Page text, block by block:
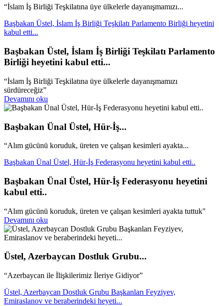
“İslam İş Birliği Teşkilatına üye ülkelerle dayanışmamızı...
Başbakan Üstel, İslam İş Birliği Teşkilatı Parlamento Birliği heyetini
kabul etti...
Başbakan Üstel, İslam İş Birliği Teşkilatı Parlamento
Birliği heyetini kabul etti...
“İslam İş Birliği Teşkilatına üye ülkelerle dayanışmamızı
sürdüreceğiz”
Devamını oku
Başbakan Ünal Üstel, Hür-İş...
“Alım gücünü koruduk, üreten ve çalışan kesimleri ayakta...
Başbakan Ünal Üstel, Hür-İş Federasyonu heyetini kabul etti..
Başbakan Ünal Üstel, Hür-İş Federasyonu heyetini
kabul etti..
“Alım gücünü koruduk, üreten ve çalışan kesimleri ayakta tuttuk"
Devamını oku
Üstel, Azerbaycan Dostluk Grubu...
“Azerbaycan ile İlişkilerimiz İleriye Gidiyor”
Üstel, Azerbaycan Dostluk Grubu Başkanları Feyziyev,
Emiraslanov ve beraberindeki heyeti...